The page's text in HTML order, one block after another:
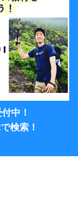
中！
検索！